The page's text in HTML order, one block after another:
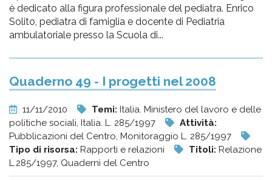
è dedicato alla figura professionale del pediatra. Enrico
Solito, pediatra di famiglia e docente di Pediatria
ambulatoriale presso la Scuola di...
Quaderno 49 - I progetti nel 2008
11/11/2010 Temi: Italia. Ministero del lavoro e delle
politiche sociali, Italia. L. 285/1997
Attività:
Pubblicazioni del Centro, Monitoraggio L. 285/1997
Tipo di risorsa: Rapporti e relazioni Titoli: Relazione
L.285/1997, Quaderni del Centro